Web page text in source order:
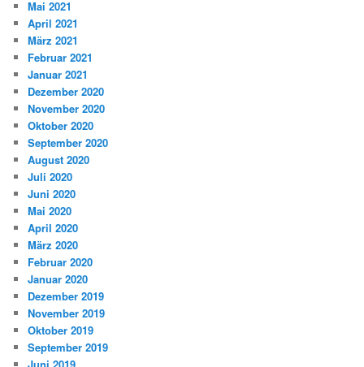
Mai 2021
April 2021
März 2021
Februar 2021
Januar 2021
Dezember 2020
November 2020
Oktober 2020
September 2020
August 2020
Juli 2020
Juni 2020
Mai 2020
April 2020
März 2020
Februar 2020
Januar 2020
Dezember 2019
November 2019
Oktober 2019
September 2019